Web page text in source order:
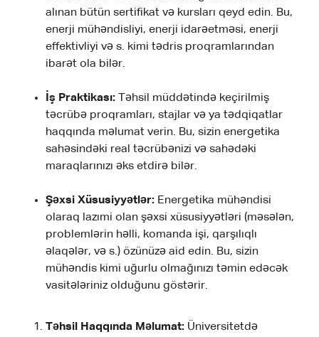
alınan bütün sertifikat və kursları qeyd edin. Bu,
enerji mühəndisliyi, enerji idarəetməsi, enerji
effektivliyi və s. kimi tədris proqramlarından
ibarət ola bilər.
İş Praktikası: Təhsil müddətində keçirilmiş
təcrübə proqramları, stajlar və ya tədqiqatlar
haqqında məlumat verin. Bu, sizin energetika
sahəsindəki real təcrübənizi və sahədəki
maraqlarınızı əks etdirə bilər.
Şəxsi Xüsusiyyətlər: Energetika mühəndisi
olaraq lazımi olan şəxsi xüsusiyyətləri (məsələn,
problemlərin həlli, komanda işi, qarşılıqlı
əlaqələr, və s.) özünüzə aid edin. Bu, sizin
mühəndis kimi uğurlu olmağınızı təmin edəcək
vasitələriniz olduğunu göstərir.
Təhsil Haqqında Məlumat: Üniversitetdə